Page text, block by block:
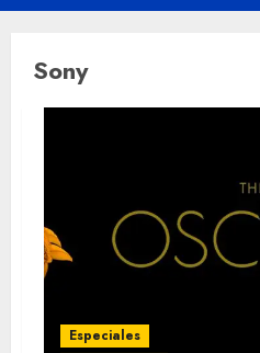
Sony
Especiales